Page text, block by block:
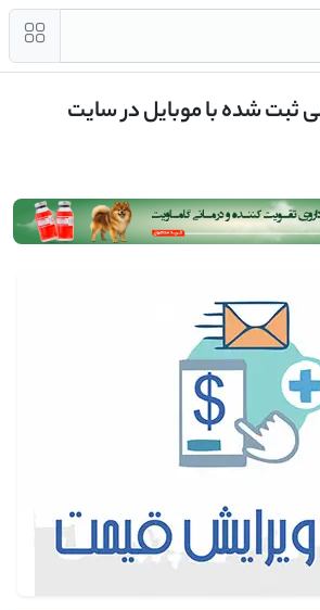
ثبت شده با موبایل در سایت